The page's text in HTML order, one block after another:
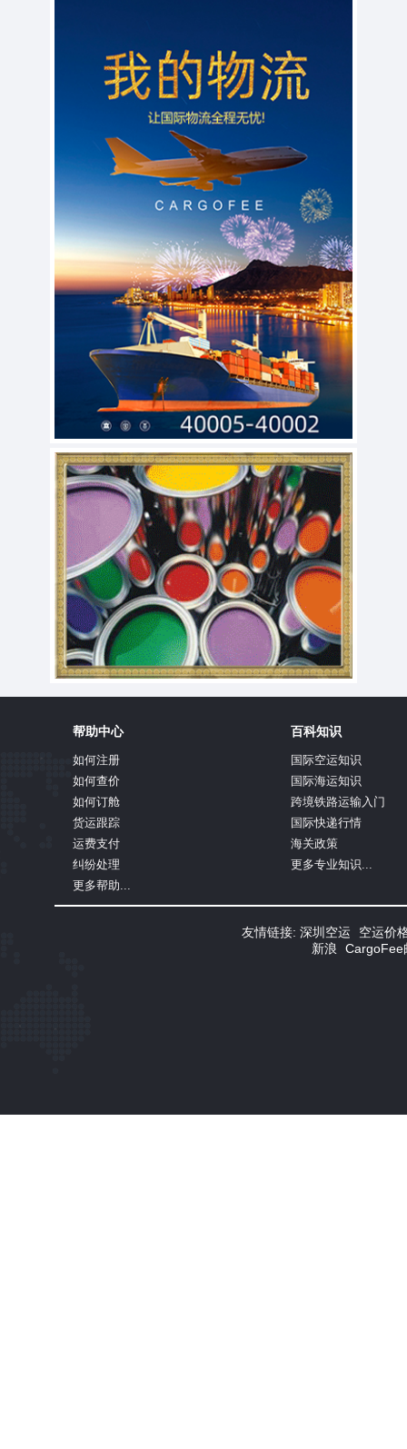
帮助中心
如何注册
如何查价
如何订舱
货运跟踪
运费支付
纠纷处理
更多帮助...
百科知识
国际空运知识
国际海运知识
跨境铁路运输入门
国际快递行情
海关政策
更多专业知识...
友情链接: 深圳空运
空运价
新浪
CargoFee